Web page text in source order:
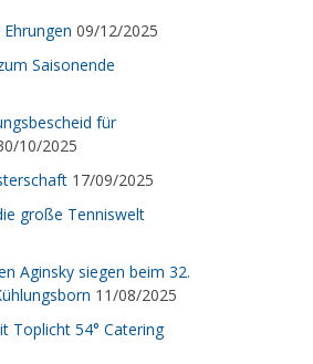
09/12/2025
Saisonende
für
10/2025
17/09/2025
große Tenniswelt
Aginsky siegen beim 32.
11/08/2025
Toplicht 54° Catering